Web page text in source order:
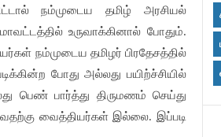
நம்முடைய தமிழ்
அரசியல்
மாவட்டத்தில் உருவாக்கினால் போதும்.
நம்முடைய தமிழர் பிரதேசத்தில்
போது அல்லது பயிற்ச்சியில்
பெண் பார்த்து திருமணம் செய்து
வைத்தியர்கள் இல்லை. இப்படி